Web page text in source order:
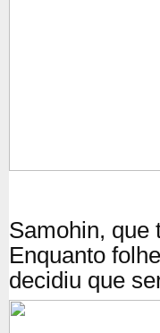
Samohin, que
Enquanto
decidiu que